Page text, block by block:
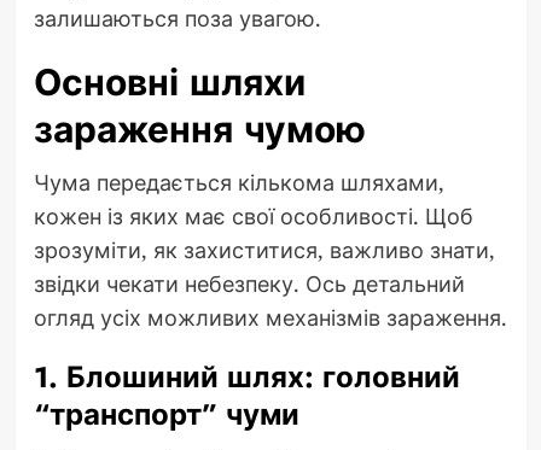
залишаються поза увагою.
Основні шляхи
зараження чумою
Чума передається кількома шляхами,
кожен із яких має свої особливості. Щоб
зрозуміти, як захиститися, важливо знати,
звідки чекати небезпеку. Ось детальний
огляд усіх можливих механізмів зараження.
1. Блошиний шлях: головний
“транспорт” чуми